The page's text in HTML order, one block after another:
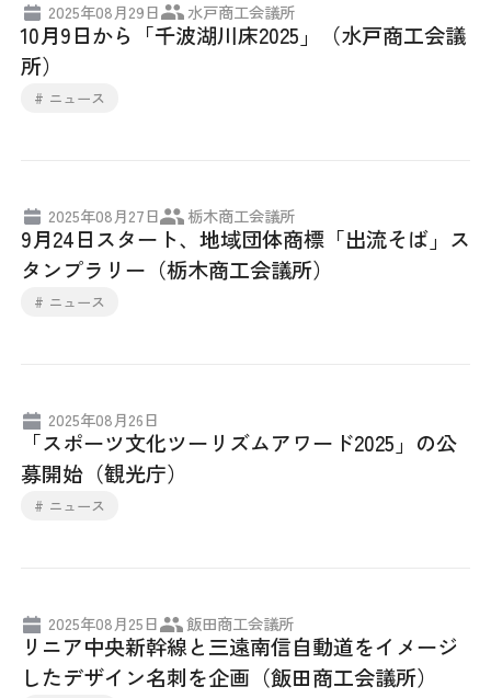
その他サービス
採用情報
2025年08月29日 水戸商工会議所
10月9日から「千波湖川床2025」（水戸商工会議
所）
# ニュース
2025年08月27日 栃木商工会議所
9月24日スタート、地域団体商標「出流そば」ス
タンプラリー（栃木商工会議所）
# ニュース
2025年08月26日
「スポーツ文化ツーリズムアワード2025」の公
募開始（観光庁）
# ニュース
2025年08月25日 飯田商工会議所
リニア中央新幹線と三遠南信自動道をイメージ
したデザイン名刺を企画（飯田商工会議所）